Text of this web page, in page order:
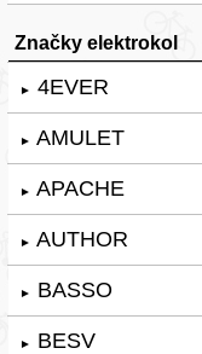
Značky elektrokol
► 4EVER
► AMULET
► APACHE
► AUTHOR
► BASSO
► BESV